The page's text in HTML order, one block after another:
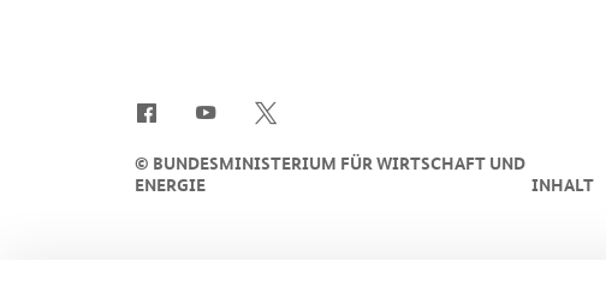
© BUNDESMINISTERIUM FÜR WIRTSCHAFT UND
ENERGIE
INHALT